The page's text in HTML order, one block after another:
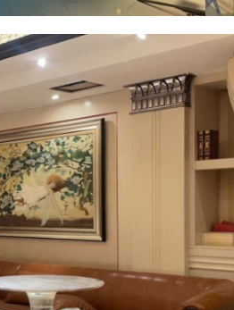
心里的一家高档游戏场商务KTV
商务会所有大中小39间豪华装
每间包房都是精心设计，包厢
音响设备以及K歌设备，是商务
择。 房间数量：大中小包房共
台套餐：298元到598元不等。
元、1400元、1600元共三个档次
微信预定：点击添
：⭐⭐⭐⭐⭐ 丽思卡尔顿商务会
羊区顺城大街富力大厦销售中
卡尔顿商务会所的部分房间图
微信支付
立刻支付
社交帐号直接登录
录 微信登录